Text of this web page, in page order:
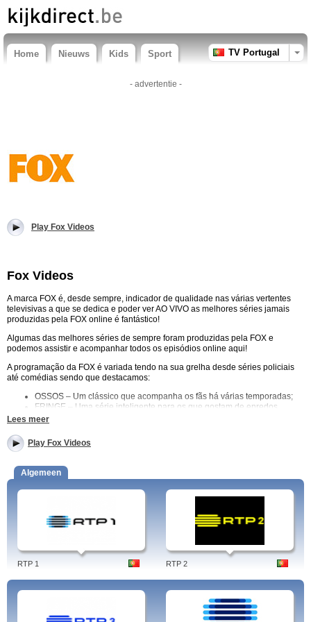
Home Nieuws Kids Sport TV Portugal
- advertentie -
Play Fox Videos
Fox Videos
A marca FOX é, desde sempre, indicador de qualidade nas várias vertentes
televisivas a que se dedica e poder ver AO VIVO as melhores séries jamais
produzidas pela FOX online é fantástico!
Algumas das melhores séries de sempre foram produzidas pela FOX e
podemos assistir e acompanhar todos os episódios online aqui!
A programação da FOX é variada tendo na sua grelha desde séries policiais
até comédias sendo que destacamos:
OSSOS – Um clássico que acompanha os fãs há várias temporadas;
FRINGE – Uma série inteligente para os que gostam de enredos
intrincados e finais suspensos!
gerações a entrar nas nossas casas e a divertir os mais novos e os
mais velhos, sempre a não perder as eternas personagens Homer,
DEXTER – Uma série centrada num homem com um impulso que não
consegue conter: Matar! Uma personagem dúbia e um enredo que não
cessa de nos surpreender!
reflete-se na sua programação de excelência que pode acompanhar em
DIRECTO aqui.
O público português tem ao seu alcance o que, por exemplo, o público
americano também tem, as distâncias encurtaram-se e a FOX foi uma das
televisões que contribui para este feito espantoso. Aceda ao melhor da FOX
aqui e não se esqueça de que onde quer que esteja, faça o que fizer, siga o
caminho que seguir, encontra aqui o seu refúgio, a certeza de que as
melhores séries, as suas séries preferidas aqui estarão ao alcance de um
Lees meer
Play Fox Videos
Algemeen
RTP 1 RTP 2